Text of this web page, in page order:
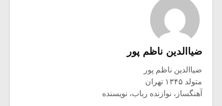
ضیاالدین ناظم پور
ضیاالدین ناظم پور
متولد ۱۳۴۵ تهران
آهنگساز، نوازنده رباب، نویسنده